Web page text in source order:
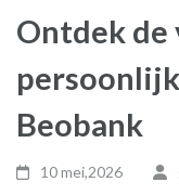
Ontdek de
Beobank
10 mei,2026